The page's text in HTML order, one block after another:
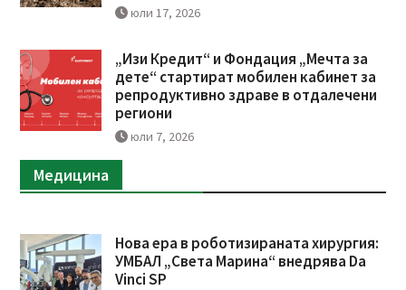
юли 17, 2026
„Изи Кредит“ и Фондация „Мечта за
дете“ стартират мобилен кабинет за
репродуктивно здраве в отдалечени
региони
юли 7, 2026
Медицина
Нова ера в роботизираната хирургия:
УМБАЛ „Света Марина“ внедрява Da
Vinci SP